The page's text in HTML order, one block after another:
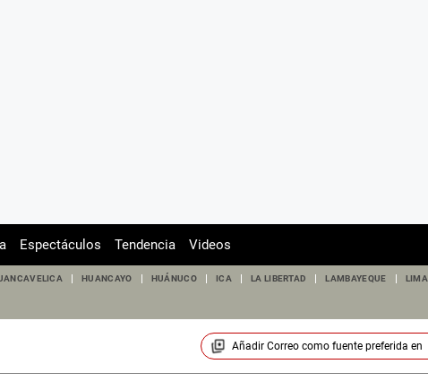
Espectáculos Tendencia Videos
HUANCAYO HUÁNUCO ICA LA LIBERTAD LAMBAYEQUE LIMA
Añadir Correocomo fuente preferida en